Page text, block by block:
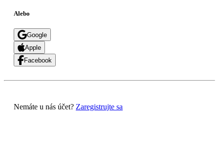
Alebo
Google
Apple
Facebook
Nemáte u nás účet? Zaregistrujte sa